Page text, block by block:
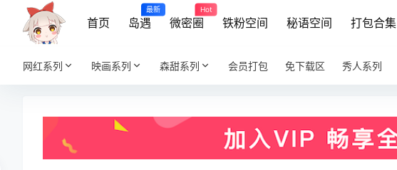
首页 岛遇
最新
微密圈
Hot
铁粉空间 秘语空间 打包合集
网红系列 映画系列 森甜系列 会员打包 免下载区 秀人系列